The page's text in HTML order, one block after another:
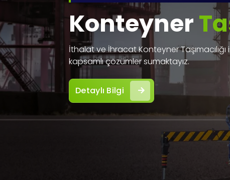
Konteyner
İthalat ve İhracat Konteyner
kapsamlı çözümler sumaktayız.
Detaylı Bilgi